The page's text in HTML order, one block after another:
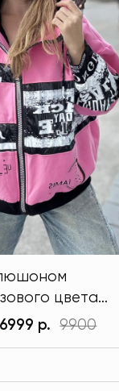
цвета
26
6999 р. 9900